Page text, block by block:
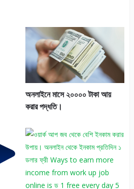
অনলাইনে মাসে ২০০০০ টাকা আয়
করার পদ্ধতি।